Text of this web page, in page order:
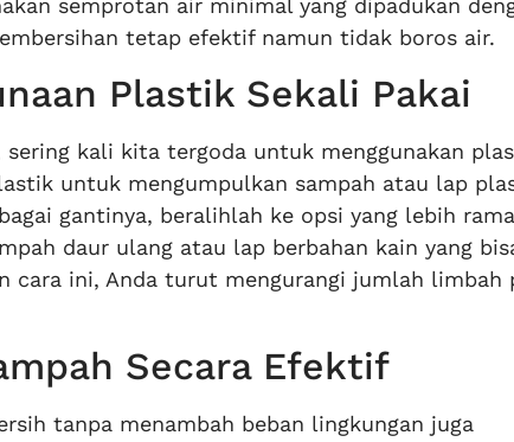
semprotan air minimal yang dipadukan
tetap efektif namun tidak boros air.
Plastik Sekali Pakai
kali kita tergoda untuk menggunakan
untuk mengumpulkan sampah atau lap
gantinya, beralihlah ke opsi yang lebih
daur ulang atau lap berbahan kain yang
cara ini, Anda turut mengurangi jumlah limbah
Secara Efektif
tanpa menambah beban lingkungan juga